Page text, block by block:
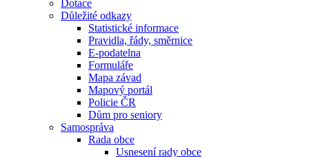
Dotace
Důležité odkazy
Statistické informace
Pravidla, řády, směrnice
E-podatelna
Formuláře
Mapa závad
Mapový portál
Policie ČR
Dům pro seniory
Samospráva
Rada obce
Usnesení rady obce